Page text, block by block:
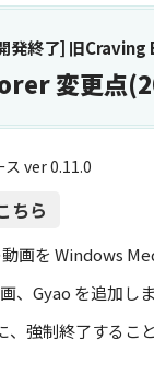
発終了] 旧Craving
変更点
ver 0.11.0
ちら
画を Windows
、Gyao を追加しま
、強制終了するこ